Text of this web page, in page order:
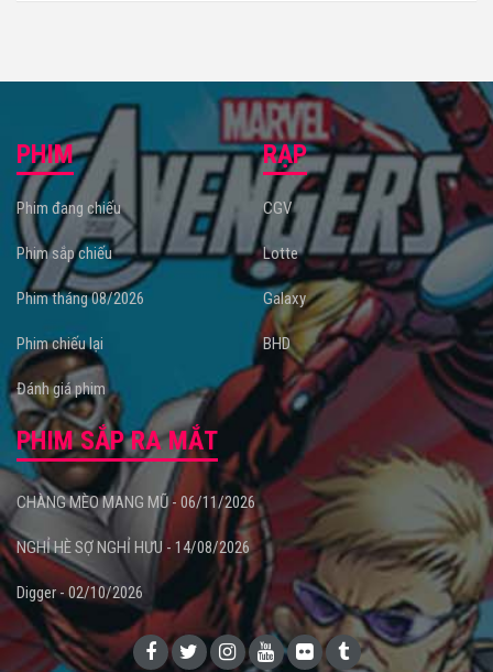
PHIM
Phim đang chiếu
Phim sắp chiếu
Phim tháng 08/2026
Phim chiếu lại
Đánh giá phim
RẠP
CGV
Lotte
Galaxy
BHD
PHIM SẮP RA MẮT
CHÀNG MÈO MANG MŨ - 06/11/2026
NGHỈ HÈ SỢ NGHỈ HƯU - 14/08/2026
Digger - 02/10/2026